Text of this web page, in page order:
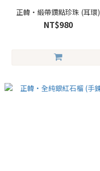
正韓・緞帶鑽點珍珠 (耳環)
NT$980